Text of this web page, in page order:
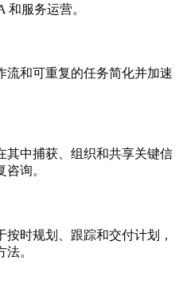
和服务运营。
流和可重复的任务简化并加速
其中捕获、组织和共享关键信
询。
时规划、跟踪和交付计划，
。